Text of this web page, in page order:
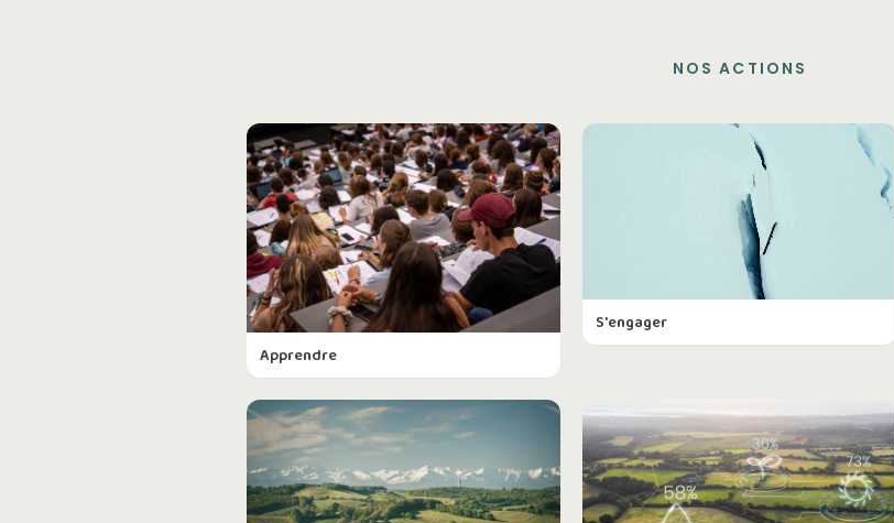
NOS ACTIONS
Apprendre
S'engager